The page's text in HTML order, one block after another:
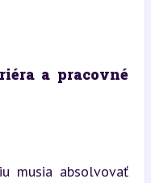
a pracovné
musia absolvovať